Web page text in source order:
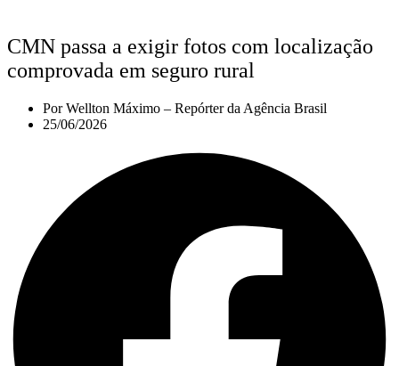
CMN passa a exigir fotos com localização
comprovada em seguro rural
PorWellton Máximo – Repórter da Agência Brasil
25/06/2026